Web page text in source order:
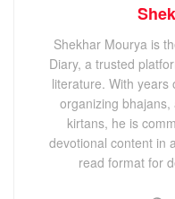
Shekhar Mourya is
Diary, a trusted
literature. With years
organizing
kirtans, he is
devotional content in
read format for